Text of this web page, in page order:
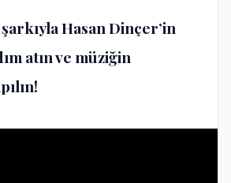
Hasan Dinçer’in
atın ve müziğin